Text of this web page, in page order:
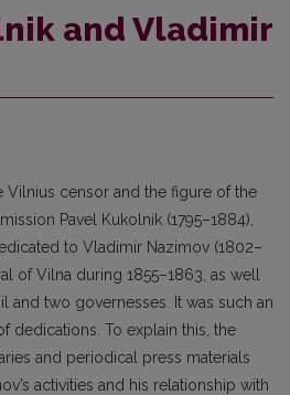
and Vladimir
Vilnius censor and the figure of the
Pavel Kukolnik (1795–1884),
to Vladimir Nazimov (1802–
of Vilna during 1855–1863, as well
and two governesses. It was such an
dedications. To explain this, the
and periodical press materials
activities and his relationship with